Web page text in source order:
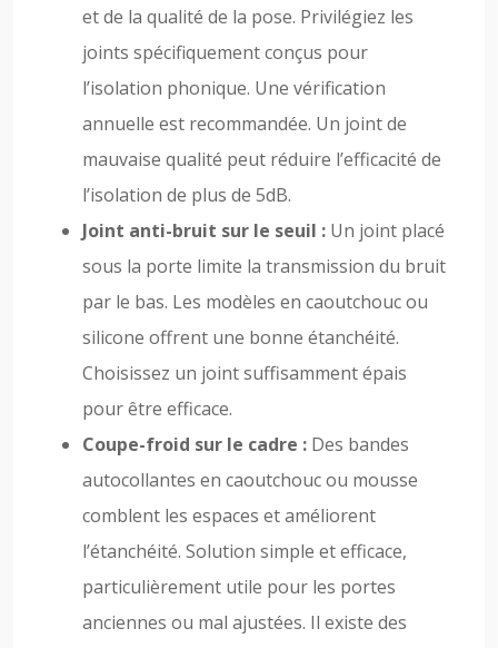
et de la qualité de la pose. Privilégiez les
joints spécifiquement conçus pour
l’isolation phonique. Une vérification
annuelle est recommandée. Un joint de
mauvaise qualité peut réduire l’efficacité de
l’isolation de plus de 5dB.
Joint anti-bruit sur le seuil : Un joint placé
sous la porte limite la transmission du bruit
par le bas. Les modèles en caoutchouc ou
silicone offrent une bonne étanchéité.
Choisissez un joint suffisamment épais
pour être efficace.
Coupe-froid sur le cadre : Des bandes
autocollantes en caoutchouc ou mousse
comblent les espaces et améliorent
l’étanchéité. Solution simple et efficace,
particulièrement utile pour les portes
anciennes ou mal ajustées. Il existe des